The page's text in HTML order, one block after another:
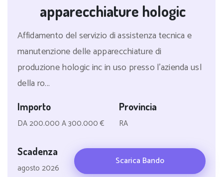
apparecchiature hologic
Affidamento del servizio di assistenza tecnica e
manutenzione delle apparecchiature di
produzione hologic inc in uso presso l'azienda usl
della ro...
Importo
DA 200.000 A 300.000 €
Provincia
RA
Scadenza
agosto 2026
Scarica Bando